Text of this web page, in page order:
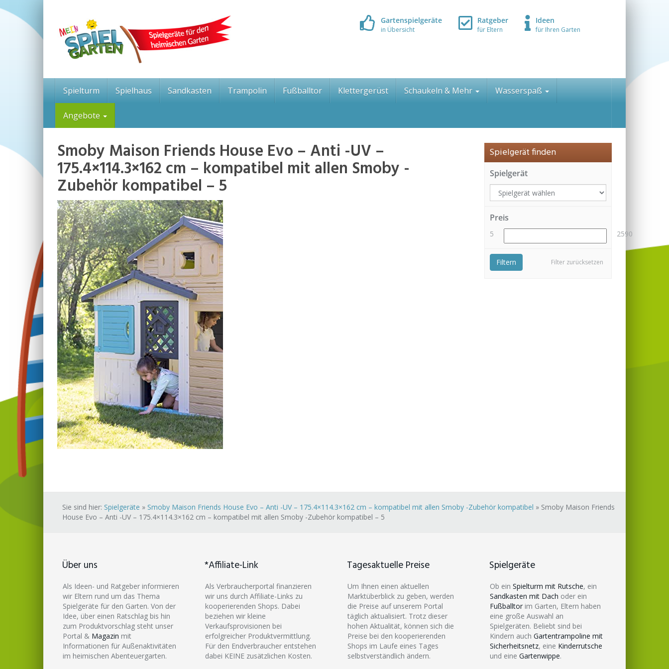
Skip
Gartenspielgeräte
in Übersicht
Ratgeber
für Eltern
Ideen
für Ihren Garten
Spielturm Spielhaus Sandkasten Trampolin Fußballtor Klettergerüst Schaukeln & Mehr Wasserspaß
Angebote
Smoby Maison Friends House Evo – Anti -UV –
175.4×114.3×162 cm – kompatibel mit allen Smoby -
Zubehör kompatibel – 5
Spielgerät finden
Spielgerät
Preis
5 2590
Filter zurücksetzen
Filtern
Sie sind hier: Spielgeräte » Smoby Maison Friends House Evo – Anti -UV – 175.4×114.3×162 cm – kompatibel mit allen Smoby -Zubehör kompatibel » Smoby Maison Friends
House Evo – Anti -UV – 175.4×114.3×162 cm – kompatibel mit allen Smoby -Zubehör kompatibel – 5
Über uns
Als Ideen- und Ratgeber informieren
wir Eltern rund um das Thema
Spielgeräte für den Garten. Von der
Idee, über einen Ratschlag bis hin
zum Produktvorschlag steht unser
Portal & Magazin mit
Informationen für Außenaktivitäten
im heimischen Abenteuergarten.
*Affiliate-Link
Als Verbraucherportal finanzieren
wir uns durch Affiliate-Links zu
kooperierenden Shops. Dabei
beziehen wir kleine
Verkaufsprovisionen bei
erfolgreicher Produktvermittlung.
Für den Endverbraucher entstehen
dabei KEINE zusätzlichen Kosten.
Tagesaktuelle Preise
Um Ihnen einen aktuellen
Marktüberblick zu geben, werden
die Preise auf unserem Portal
täglich aktualisiert. Trotz dieser
hohen Aktualität, können sich die
Preise bei den kooperierenden
Shops im Laufe eines Tages
selbstverständlich ändern.
Spielgeräte
Ob ein Spielturm mit Rutsche, ein
Sandkasten mit Dach oder ein
Fußballtor im Garten, Eltern haben
eine große Auswahl an
Spielgeräten. Beliebt sind bei
Kindern auch Gartentrampoline mit
Sicherheitsnetz, eine Kinderrutsche
und eine Gartenwippe.